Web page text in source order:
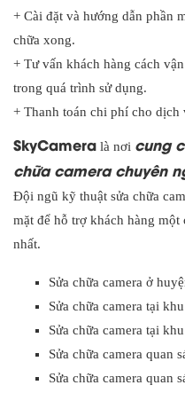
+ Cài đặt và hướng dẫn phần
chữa xong.
+ Tư vấn khách hàng cách
trong quá trình sử dụng.
+ Thanh toán chi phí cho dịch
SkyCamera là nơi cung
chữa camera chuyên
Đội ngũ kỹ thuật sửa chữa
mặt để hỗ trợ khách hàng
nhất.
Sửa chữa camera ở
Sửa chữa camera tại
Sửa chữa camera tại
Sửa chữa camera quan
Sửa chữa camera quan